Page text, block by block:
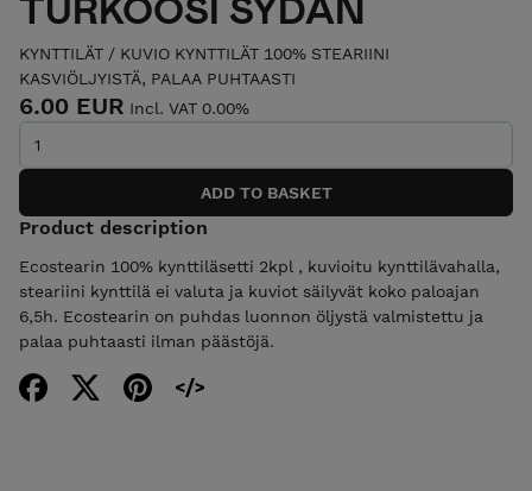
KYNTTILÄT / KUVIO KYNTTILÄT 100% STEARIINI
KASVIÖLJYISTÄ, PALAA PUHTAASTI
6.00 EUR Incl. VAT 0.00%
Product description
Ecostearin 100% kynttiläsetti 2kpl , kuvioitu kynttilävahalla,
steariini kynttilä ei valuta ja kuviot säilyvät koko paloajan
6,5h. Ecostearin on puhdas luonnon öljystä valmistettu ja
palaa puhtaasti ilman päästöjä.